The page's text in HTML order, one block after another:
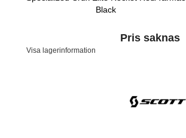
Black
Pris saknas
Visa lagerinformation